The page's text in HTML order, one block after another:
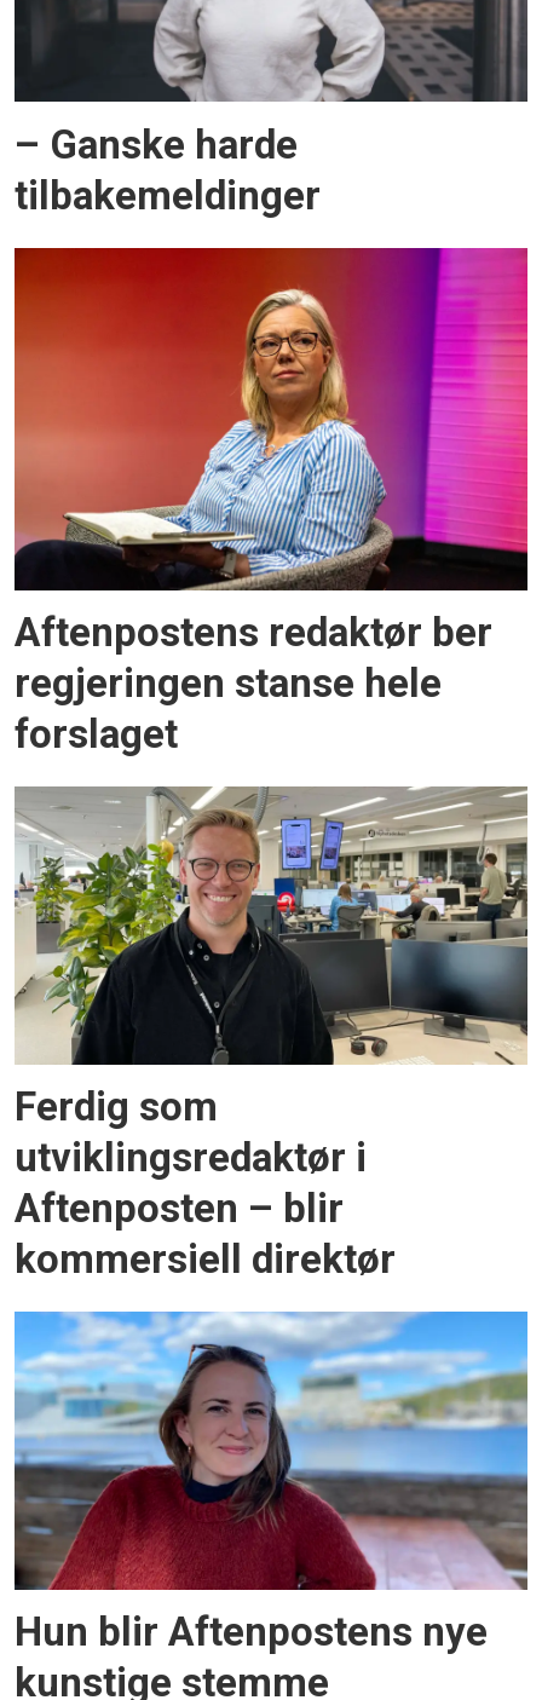
– Ganske harde
tilbakemeldinger
Aftenpostens redaktør ber
regjeringen stanse hele
forslaget
Ferdig som
utviklingsredaktør i
Aftenposten – blir
kommersiell direktør
Hun blir Aftenpostens nye
kunstige stemme